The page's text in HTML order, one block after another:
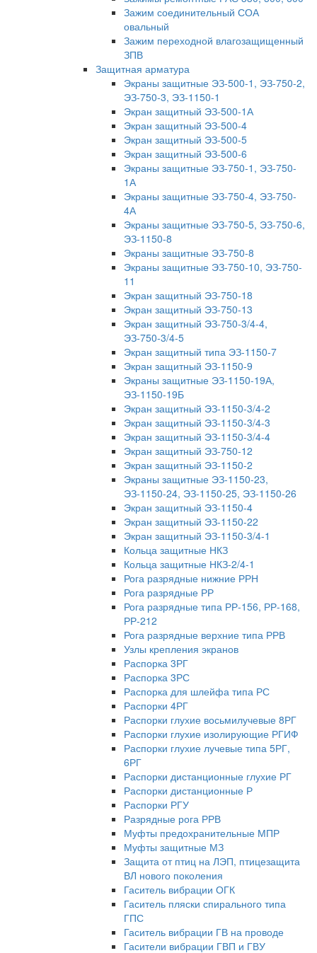
Зажим соединительный СОА
овальный
Зажим переходной влагозащищенный
ЗПВ
Защитная арматура
Экраны защитные ЭЗ-500-1, ЭЗ-750-2,
ЭЗ-750-3, ЭЗ-1150-1
Экран защитный ЭЗ-500-1А
Экран защитный ЭЗ-500-4
Экран защитный ЭЗ-500-5
Экран защитный ЭЗ-500-6
Экраны защитные ЭЗ-750-1, ЭЗ-750-
1А
Экраны защитные ЭЗ-750-4, ЭЗ-750-
4А
Экраны защитные ЭЗ-750-5, ЭЗ-750-6,
ЭЗ-1150-8
Экраны защитные ЭЗ-750-8
Экраны защитные ЭЗ-750-10, ЭЗ-750-
11
Экран защитный ЭЗ-750-18
Экран защитный ЭЗ-750-13
Экран защитный ЭЗ-750-3/4-4,
ЭЗ-750-3/4-5
Экран защитный типа ЭЗ-1150-7
Экран защитный ЭЗ-1150-9
Экраны защитные ЭЗ-1150-19А,
ЭЗ-1150-19Б
Экран защитный ЭЗ-1150-3/4-2
Экран защитный ЭЗ-1150-3/4-3
Экран защитный ЭЗ-1150-3/4-4
Экран защитный ЭЗ-750-12
Экран защитный ЭЗ-1150-2
Экраны защитные ЭЗ-1150-23,
ЭЗ-1150-24, ЭЗ-1150-25, ЭЗ-1150-26
Экран защитный ЭЗ-1150-4
Экран защитный ЭЗ-1150-22
Экран защитный ЭЗ-1150-3/4-1
Кольца защитные НКЗ
Кольца защитные НКЗ-2/4-1
Рога разрядные нижние РРН
Рога разрядные РР
Рога разрядные типа РР-156, РР-168,
РР-212
Рога разрядные верхние типа РРВ
Узлы крепления экранов
Распорка 3РГ
Распорка 3РС
Распорка для шлейфа типа РС
Распорки 4РГ
Распорки глухие восьмилучевые 8РГ
Распорки глухие изолирующие РГИФ
Распорки глухие лучевые типа 5РГ,
6РГ
Распорки дистанционные глухие РГ
Распорки дистанционные Р
Распорки РГУ
Разрядные рога РРВ
Муфты предохранительные МПР
Муфты защитные МЗ
Защита от птиц на ЛЭП, птицезащита
ВЛ нового поколения
Гаситель вибрации ОГК
Гаситель пляски спирального типа
ГПС
Гаситель вибрации ГВ на проводе
Гасители вибрации ГВП и ГВУ